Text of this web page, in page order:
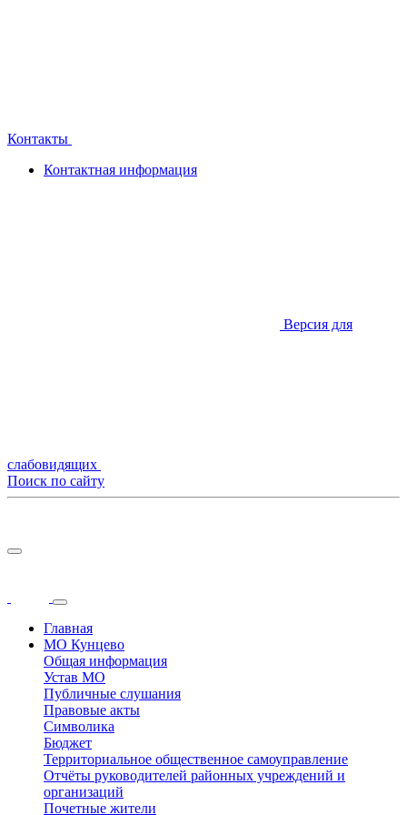
Контакты
Контактная информация
Версия для
слабовидящих
Поиск по сайту
Главная
МО Кунцево
Общая информация
Устав МО
Публичные слушания
Правовые акты
Символика
Бюджет
Территориальное общественное самоуправление
Отчёты руководителей районных учреждений и
организаций
Почетные жители